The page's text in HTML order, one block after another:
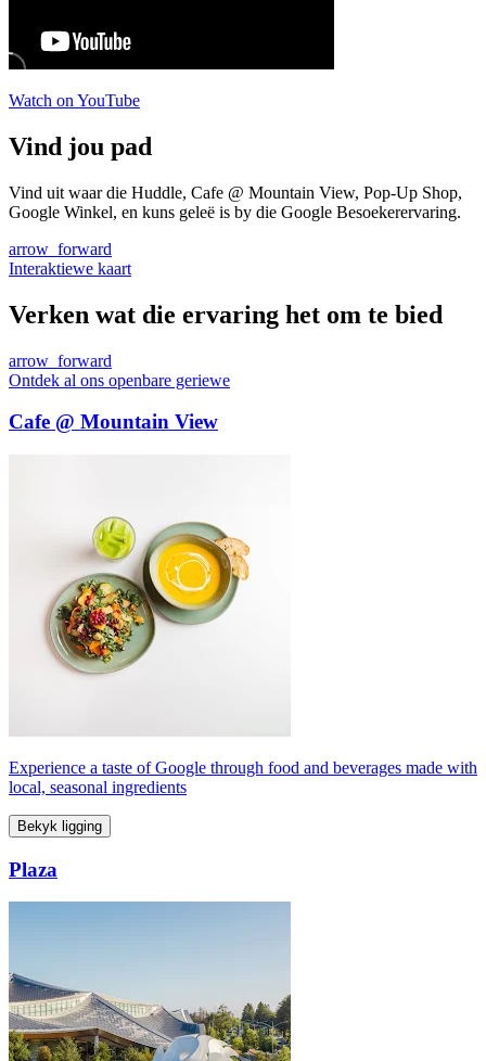
Watch on YouTube
Vind jou pad
Vind uit waar die Huddle, Cafe @ Mountain View, Pop-Up Shop,
Google Winkel, en kuns geleë is by die Google Besoekerervaring.
arrow_forward
Interaktiewe kaart
Verken wat die ervaring het om te bied
arrow_forward
Ontdek al ons openbare geriewe
Cafe @ Mountain View
Experience a taste of Google through food and beverages made with
local, seasonal ingredients
Bekyk ligging
Plaza